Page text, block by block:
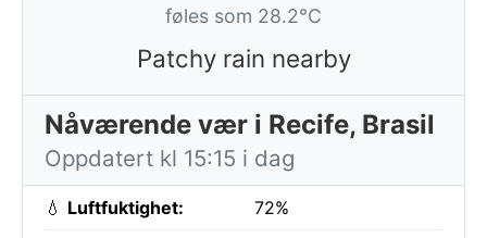
føles som 28.2°C
Patchy rain nearby
Nåværende vær i Recife, Brasil
Oppdatert kl 15:15 i dag
💧 Luftfuktighet: 72%